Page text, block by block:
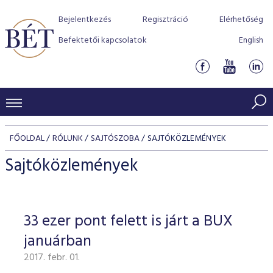
Bejelentkezés Regisztráció
Elérhetőség
Befektetői kapcsolatok
English
KERESKEDÉSI ADATOK
INDEXEK
Jelzáloglevél indexek
Vállalati kötvény indexek
Azonnali Piac
Részvények
Származékos piac
BEFEKTETŐK
Részvény szekció
Hitelpapír szekció
BÉT szabályzatok
Befektetővédelem
Alkalmazott díjstruktúra
Elszámolás
Részvény és vállalati kötvény tőzsdei bevezetését
program
BÉT Xtend - Részvénypiac egyszerűen
TŐZSDETAGOK
Tőzsdetagok, üzletkötők
VENDOROK
FŐOLDAL RÓLUNK SAJTÓSZOBA SAJTÓKÖZLEMÉNYEK
Sajtóközlemények
33 ezer pont felett is járt a BUX
januárban
2017. febr. 01.